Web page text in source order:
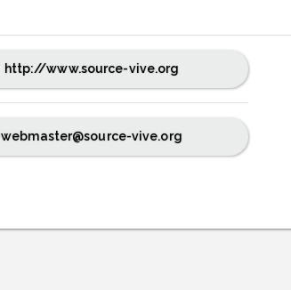
http://www.source-vive.org
webmaster@source-vive.org